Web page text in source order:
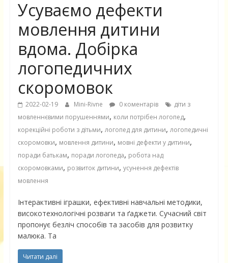
Усуваємо дефекти
мовлення дитини
вдома. Добірка
логопедичних
скоромовок
2022-02-19 Mini-Rivne 0 коментарів
діти з
мовленнєвими порушеннями, коли потрібен логопед,
корекційні роботи з дітьми, логопед для дитини, логопедичні
скоромовки, мовлення дитини, мовні дефекти у дитини,
поради батькам, поради логопеда, робота над
скоромовками, розвиток дитини, усунення дефектів
мовлення
Інтерактивні іграшки, ефективні навчальні методики,
високотехнологічні розваги та ґаджети. Сучасний світ
пропонує безліч способів та засобів для розвитку
малюка. Та
Читати далі